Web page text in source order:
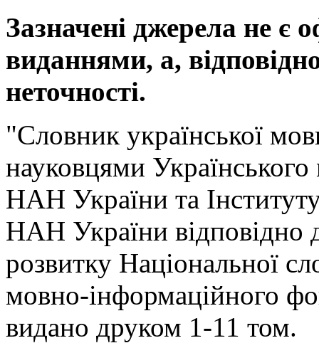
Зазначені джерела не є
виданнями, а,
неточності.
"Словник української
науковцями
НАН України та
НАН України відповідно
розвитку Національної
мовно-інформаційного
видано друком 1-11 том.